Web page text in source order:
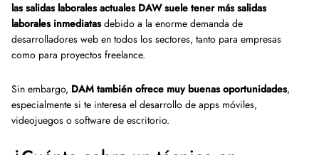
las salidas laborales actuales DAW suele tener más salidas
laborales inmediatas debido a la enorme demanda de
desarrolladores web en todos los sectores, tanto para empresas
como para proyectos freelance.
Sin embargo, DAM también ofrece muy buenas oportunidades,
especialmente si te interesa el desarrollo de apps móviles,
videojuegos o software de escritorio.